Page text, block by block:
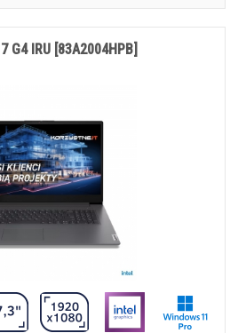
G4 IRU [83A2004HPB]